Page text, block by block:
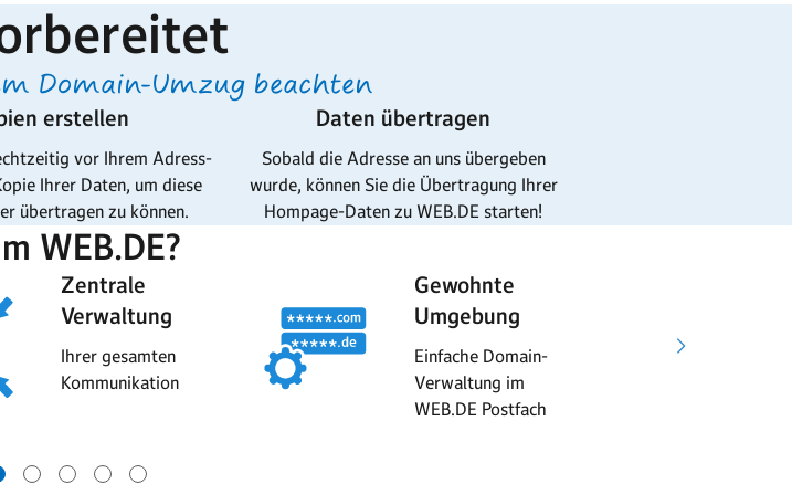
Domain-Umzug beachten
erstellen
vor Ihrem Adress-
Ihrer Daten, um diese
übertragen zu können.
Daten übertragen
Sobald die Adresse an uns übergeben
wurde, können Sie die Übertragung Ihrer
Hompage-Daten zu WEB.DE starten!
WEB.DE?
Zentrale
Verwaltung
Ihrer gesamten
Kommunikation
Gewohnte
Umgebung
Einfache Domain-
Verwaltung im
WEB.DE Postfach